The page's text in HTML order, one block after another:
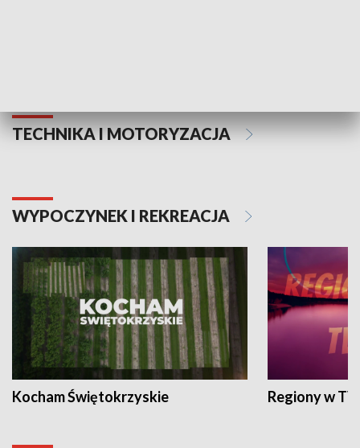
TECHNIKA I MOTORYZACJA
WYPOCZYNEK I REKREACJA
Kocham Świętokrzyskie Regiony w